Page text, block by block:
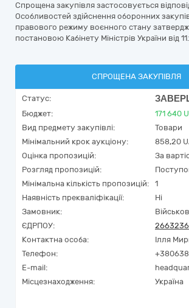
Спрощена закупівля застосовується
Особливостей здійснення оборонних
правового режиму воєнного стану
постановою Кабінету Міністрів України від
СПРОЩЕНА ЗАКУПІВЛЯ
Статус:
Бюджет: 171 640
Вид предмету закупівлі:
Товари
Мінімальний крок аукціону:
858,20
Оцінка пропозицій:
За
Розгляд пропозицій:
Мінімальна кількість пропозицій:
1
Наявність прекваліфікації:
Ні
Замовник:
ЄДРПОУ:
Контактна особа:
Ілля
Телефон:
E-mail:
Місцезнаходження:
Україна